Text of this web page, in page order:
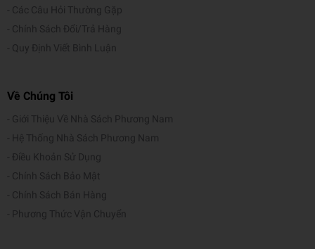
Các Câu Hỏi Thường Gặp
Chính Sách Đổi/Trả Hàng
Quy Định Viết Bình Luận
Về Chúng Tôi
Giới Thiệu Về Nhà Sách Phương Nam
Hệ Thống Nhà Sách Phương Nam
Điều Khoản Sử Dụng
Chính Sách Bảo Mật
Chính Sách Bán Hàng
Phương Thức Vận Chuyển